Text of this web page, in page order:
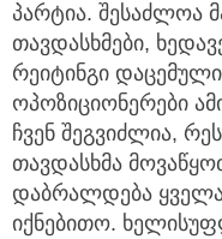
პარტია. შესაძლოა
თავდასხმები,
რეიტინგი
ოპოზიციონერები
ჩვენ შეგვიძლია,
თავდასხმა
დაბრალდება
იქნებითო.